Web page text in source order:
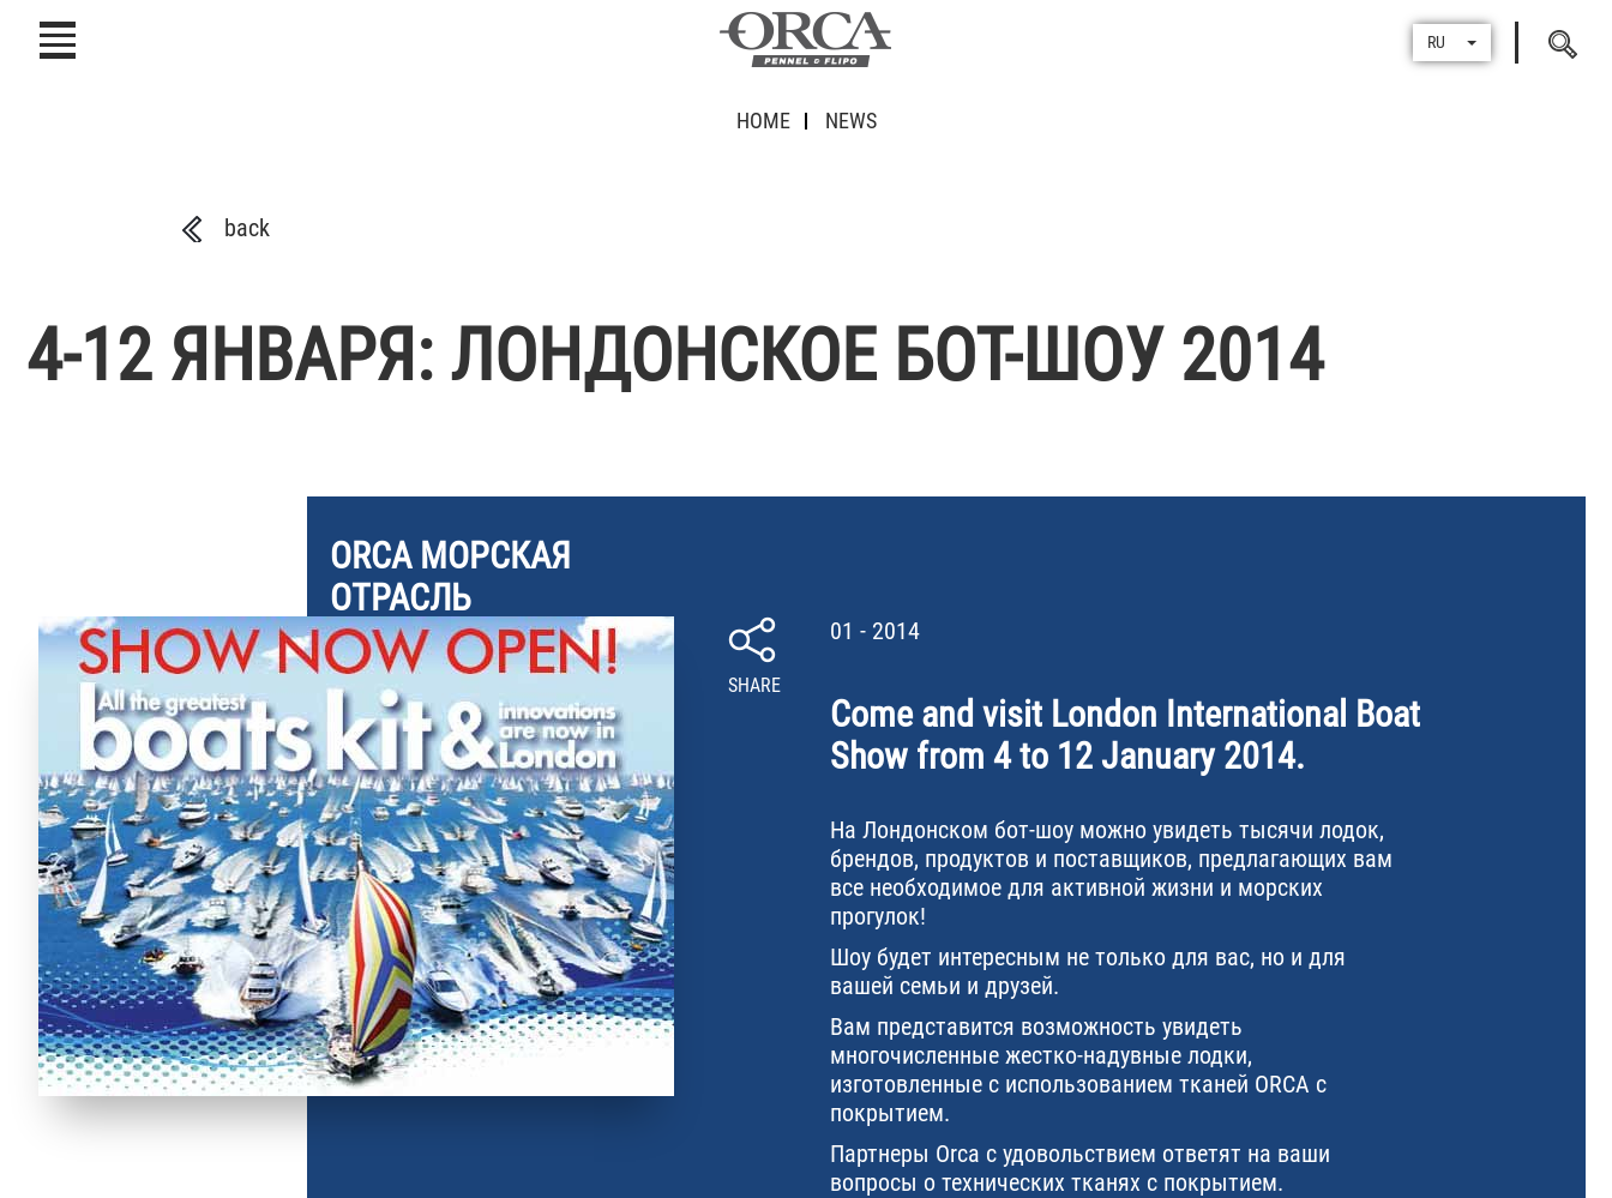
Поиск
RU
HOME NEWS
back
4-12 ЯНВАРЯ: ЛОНДОНСКОЕ БОТ-ШОУ 2014
ORCA МОРСКАЯ
ОТРАСЛЬ
SHARE
01 - 2014
Come and visit London International Boat
Show from 4 to 12 January 2014.
На Лондонском бот-шоу можно увидеть тысячи лодок,
брендов, продуктов и поставщиков, предлагающих вам
все необходимое для активной жизни и морских
прогулок!
Шоу будет интересным не только для вас, но и для
вашей семьи и друзей.
Вам представится возможность увидеть
многочисленные жестко-надувные лодки,
изготовленные с использованием тканей ORCA с
покрытием.
Партнеры Orca c удовольствием ответят на ваши
вопросы о технических тканях с покрытием.